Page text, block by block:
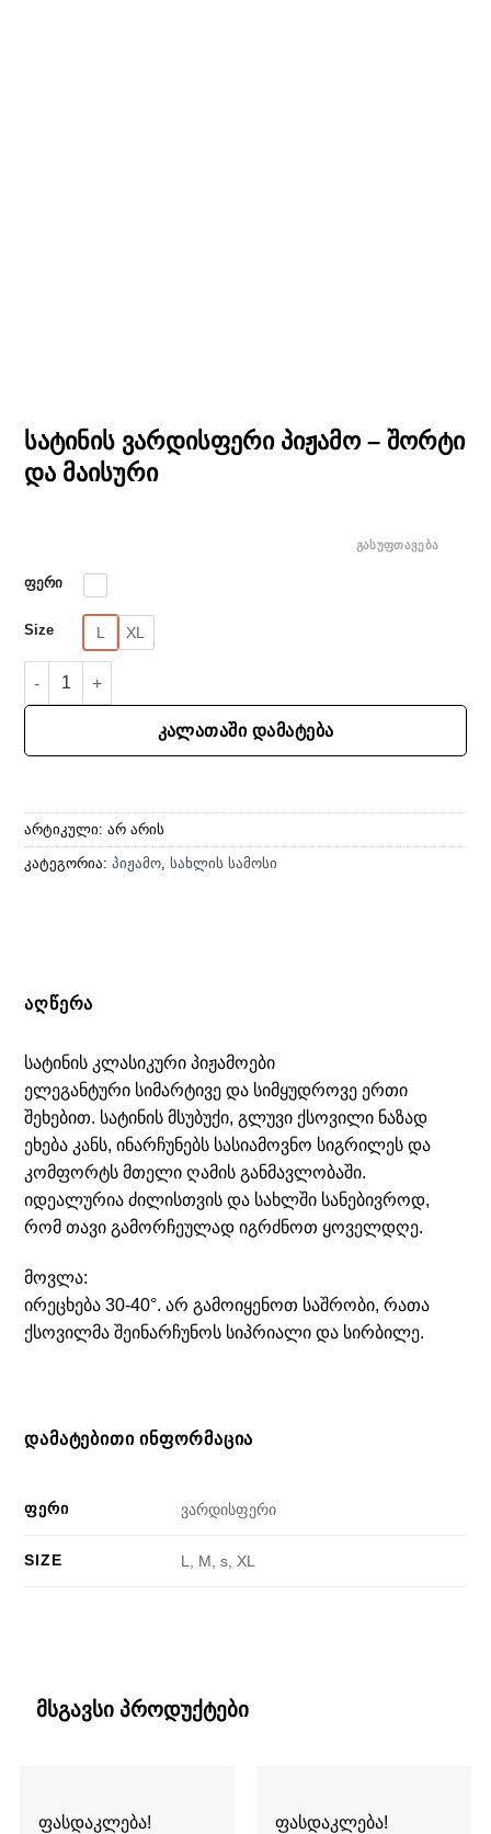
სატინის ვარდისფერი პიჟამო – შორტი
და მაისური
ფერი
Size L XL
ᲒᲐᲡᲣᲤᲗᲐᲕᲔᲑᲐ
რაოდენობა: სატინის ვარდისფერი პიჟამო - შორტი და მაისური
ᲙᲐᲚᲐᲗᲐᲨᲘ ᲓᲐᲛᲐᲢᲔᲑᲐ
არტიკული:არ არის
კატეგორია:პიჟამო,სახლის სამოსი
ᲐᲦᲬᲔᲠᲐ
სატინის კლასიკური პიჟამოები
ელეგანტური სიმარტივე და სიმყუდროვე ერთი
შეხებით. სატინის მსუბუქი, გლუვი ქსოვილი ნაზად
ეხება კანს, ინარჩუნებს სასიამოვნო სიგრილეს და
კომფორტს მთელი ღამის განმავლობაში.
იდეალურია ძილისთვის და სახლში სანებივროდ,
რომ თავი გამორჩეულად იგრძნოთ ყოველდღე.
მოვლა:
ირეცხება 30-40°. არ გამოიყენოთ საშრობი, რათა
ქსოვილმა შეინარჩუნოს სიპრიალი და სირბილე.
ᲓᲐᲛᲐᲢᲔᲑᲘᲗᲘ ᲘᲜᲤᲝᲠᲛᲐᲪᲘᲐ
ᲤᲔᲠᲘ ვარდისფერი
SIZE L, M, s, XL
მსგავსი პროდუქტები
ფასდაკლება! ფასდაკლება!